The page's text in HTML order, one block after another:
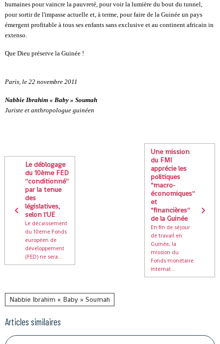
humaines pour vaincre la pauvreté, pour voir la lumière du bout du tunnel,
pour sortir de l'impasse actuelle et, à terme, pour faire de la Guinée un pays
émergent profitable à tous ses enfants sans exclusive et au continent africain in
extenso.
Que Dieu préserve la Guinée !
Paris, le 22 novembre 2011
Nabbie Ibrahim « Baby » Soumah
Juriste et anthropologue guinéen
Le déblogage
du 10ème FED
''conditionné''
par la tenue
des
législatives,
selon l'UE
Le décaissement
du 10ème Fonds
européen de
développement
(FED) ne sera...
Une mission
du FMI
apprécie les
politiques
"macro-
économiques''
et
"financières''
de la Guinée
En fin de séjour
de travail en
Guinée, la
mission du
Fonds monétaire
internat...
Nabbie Ibrahim « Baby » Soumah
Articles similaires